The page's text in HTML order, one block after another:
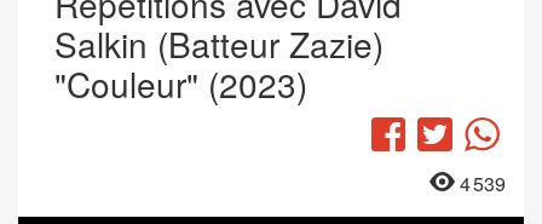
Salkin (Batteur Zazie)
"Couleur" (2023)
Facebook
Twitter
4 539